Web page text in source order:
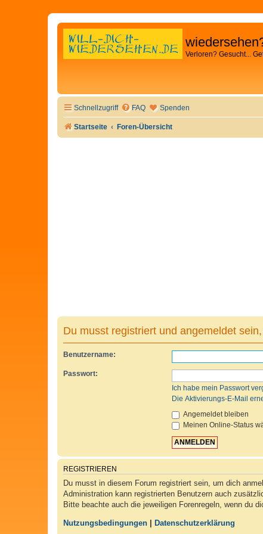
Verloren? Gesucht...
Schnellzugriff FAQ Spenden
Startseite Foren-Übersicht
Du musst registriert und angemeldet
Benutzername:
Passwort:
Ich habe mein Passwort
Die Aktivierungs-E-Mail
Angemeldet bleiben
Meinen Online-Status
REGISTRIEREN
Du musst in diesem Forum registriert sein, um dich
Administration kann registrierten Benutzern auch
Bitte beachte auch die jeweiligen Forenregeln, wenn du
Nutzungsbedingungen Datenschutzerklärung